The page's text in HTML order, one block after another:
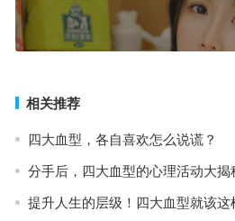
相关推荐
四大血型，各自喜欢怎么说谎？
分手后，四大血型的心理活动大揭
提升人生的层级！四大血型就该这